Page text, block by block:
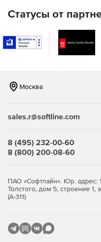
Directory.
Мгновенная очистка
объектов).
Автоматическая и
ОС Windows с
Средства миграции
доменами и
компьютеров из
LAN).
Статусы от
Москва
sales.r@softline.com
8 (495) 232-00-60
8 (800) 200-08-60
ПАО «Софтлайн». Юр. адрес:
Толстого, дом 5, строение
(А-311)